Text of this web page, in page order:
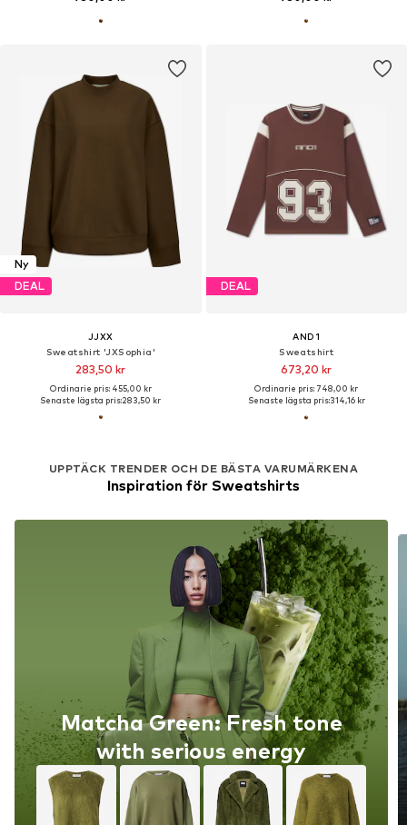
Ny
DEAL
JJXX
Sweatshirt 'JXSophia'
283,50 kr
Ordinarie pris: 455,00 kr
Senaste lägsta pris:283,50 kr
UPPTÄCK TRENDER OCH DE BÄSTA VARUMÄRKENA
Inspiration för Sweatshirts
Matcha Green: Fresh tone
with serious energy
DEAL
AND1
Sweatshirt
673,20 kr
Ordinarie pris: 748,00 kr
Senaste lägsta pris:314,16 kr